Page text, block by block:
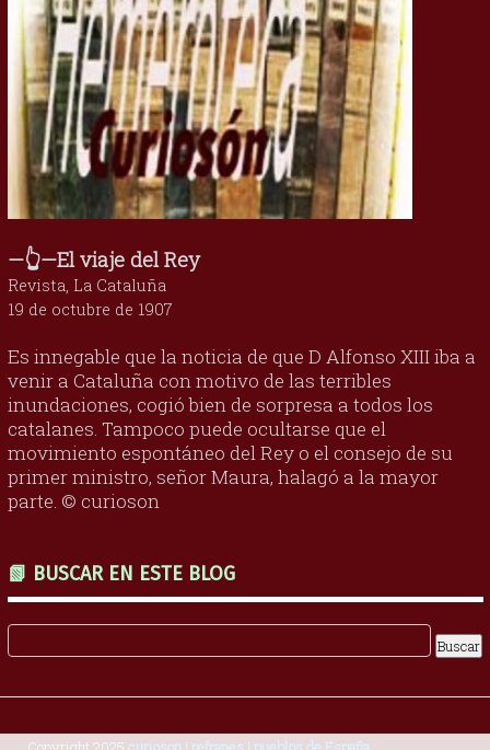
—👆—El viaje del Rey
Revista, La Cataluña
19 de octubre de 1907
Es innegable que la noticia de que D Alfonso XIII iba a
venir a Cataluña con motivo de las terribles
inundaciones, cogió bien de sorpresa a todos los
catalanes. Tampoco puede ocultarse que el
movimiento espontáneo del Rey o el consejo de su
primer ministro, señor Maura, halagó a la mayor
parte. © curioson
📗 BUSCAR EN ESTE BLOG